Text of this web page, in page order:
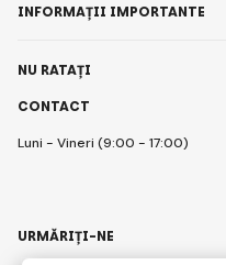
CONTACT
Luni - Vineri (9:00 - 17:00)
INFORMAȚII IMPORTANTE
NU RATAȚI
URMĂRIȚI-NE